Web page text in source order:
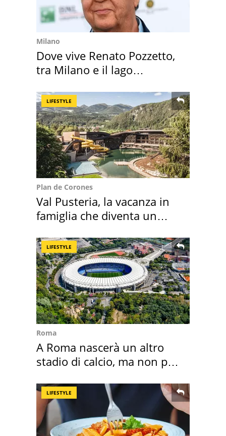
Milano
Dove vive Renato Pozzetto,
tra Milano e il lago
LIFESTYLE
Plan de Corones
Val Pusteria, la vacanza in
famiglia che diventa un
LIFESTYLE
Roma
A Roma nascerà un altro
stadio di calcio, ma non per
LIFESTYLE